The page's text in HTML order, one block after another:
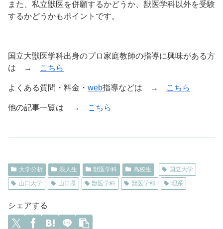
また、私立獣医を併願するかどうか、獣医学科以外を受験
するかどうかもポイントです。
国立大獣医学科出身のプロ家庭教師の指導に興味がある方
は →
こちら
よくある質問・料金・ web指導などは → こちら
他の記事一覧は → こちら
大学分析 浪人生 獣医学科 高校生
国立大学
山口大学
山口県 獣医学科 獣医学部 理系
シェアする